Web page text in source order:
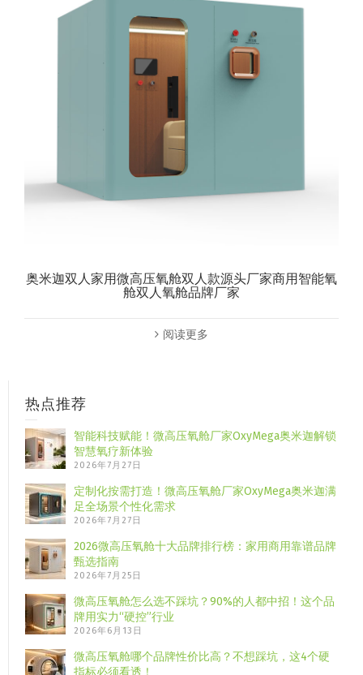
奥米迦双人家用微高压氧舱双人款源头厂家商用智能氧
舱双人氧舱品牌厂家
阅读更多
热点推荐
智能科技赋能！微高压氧舱厂家OxyMega奥米迦解锁
智慧氧疗新体验
2026年7月27日
定制化按需打造！微高压氧舱厂家OxyMega奥米迦满
足全场景个性化需求
2026年7月27日
2026微高压氧舱十大品牌排行榜：家用商用靠谱品牌
甄选指南
2026年7月25日
微高压氧舱怎么选不踩坑？90%的人都中招！这个品
牌用实力“硬控”行业
2026年6月13日
微高压氧舱哪个品牌性价比高？不想踩坑，这4个硬
指标必须看透！